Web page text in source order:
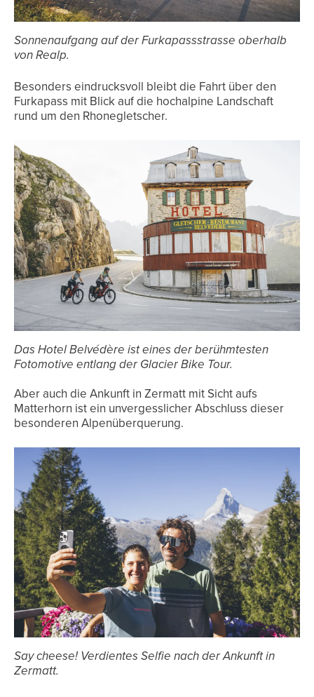
Sonnenaufgang auf der Furkapassstrasse oberhalb
von Realp.
Besonders eindrucksvoll bleibt die Fahrt über den
Furkapass mit Blick auf die hochalpine Landschaft
rund um den Rhonegletscher.
Das Hotel Belvédère ist eines der berühmtesten
Fotomotive entlang der Glacier Bike Tour.
Aber auch die Ankunft in Zermatt mit Sicht aufs
Matterhorn ist ein unvergesslicher Abschluss dieser
besonderen Alpenüberquerung.
Say cheese! Verdientes Selfie nach der Ankunft in
Zermatt.